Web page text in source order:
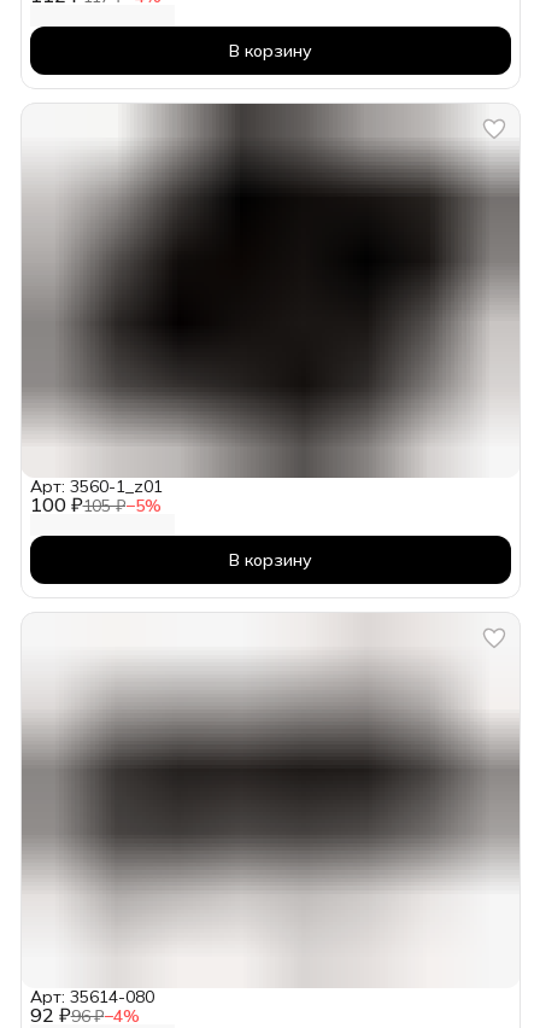
В корзину
100 ₽105 ₽−5%
Арт: 3560-1_z01
В корзину
92 ₽96 ₽−4%
Арт: 35614-080